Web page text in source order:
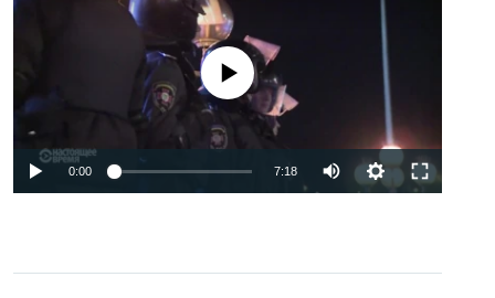
No media source currently available
0:00 7:18